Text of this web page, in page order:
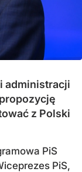
administracji
z Polski
PiS
PiS,